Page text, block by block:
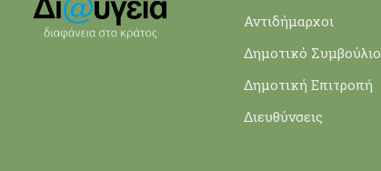
Αντιδήμαρχοι
Δημοτικό Συμβούλιο
Δημοτική Επιτροπή
Διευθύνσεις